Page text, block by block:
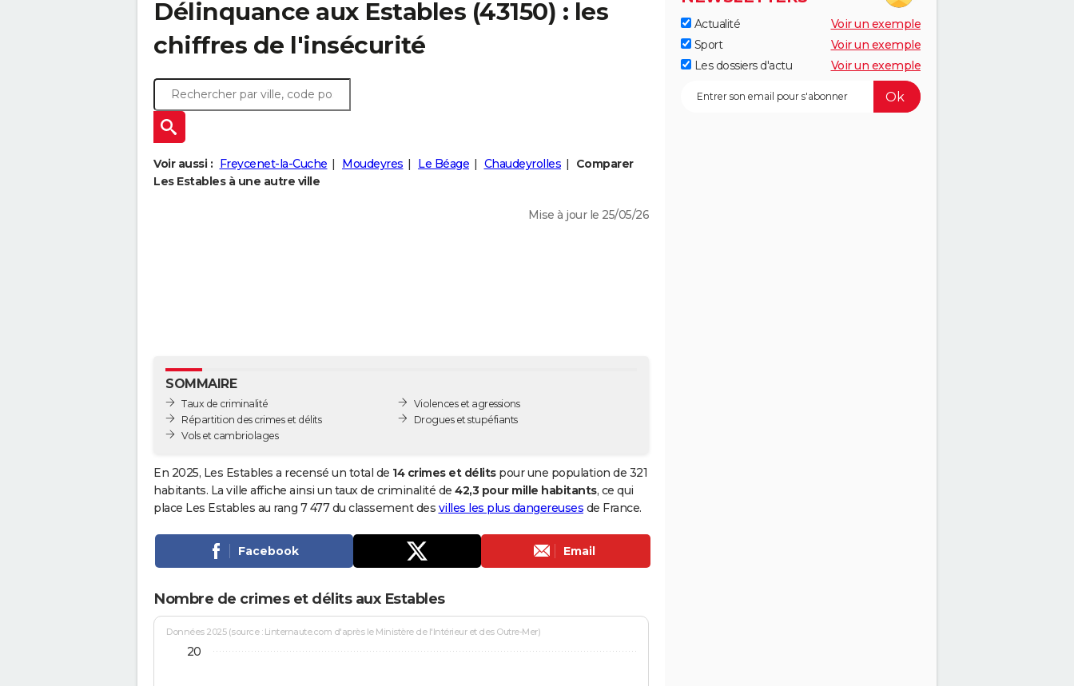
Délinquance aux Estables (43150) : les
chiffres de l'insécurité
Voir aussi : Freycenet-la-Cuche Moudeyres Le Béage Chaudeyrolles
Comparer
Les Estables à une autre ville
Mise à jour le 25/05/26
SOMMAIRE
Taux de criminalité
Répartition des crimes et délits
Vols et cambriolages
Violences et agressions
Drogues et stupéfiants
En 2025, Les Estables a recensé un total de 14 crimes et délitspour une population de 321
habitants. La ville affiche ainsi un taux de criminalité de 42,3 pour mille habitants, ce qui
place Les Estables au rang 7 477 du classement des villes les plus dangereuses de France.
Facebook Email
Nombre de crimes et délits aux Estables
Données 2025 (source : Linternaute.com d'après le Ministère de l'Intérieur et des Outre-Mer)
20
Actualité
Voir un exemple
Sport
Voir un exemple
Les dossiers d'actu
Voir un exemple